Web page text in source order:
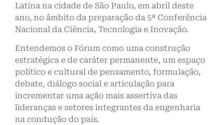
Latina na cidade de São Paulo, em abril deste
ano, no âmbito da preparação da 5ª Conferência
Nacional da Ciência, Tecnologia e Inovação.
Entendemos o Fórum como uma construção
estratégica e de caráter permanente, um espaço
político e cultural de pensamento, formulação,
debate, diálogo social e articulação para
incrementar uma ação mais assertiva das
lideranças e setores integrantes da engenharia
na condução do país.